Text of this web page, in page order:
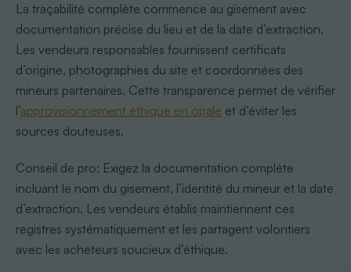
La traçabilité complète commence au gisement avec
documentation précise du lieu et de la date d’extraction.
Les vendeurs responsables fournissent certificats
d’origine, photographies du site et coordonnées des
mineurs partenaires. Cette transparence permet de vérifier
l’approvisionnement éthique en opale et d’éviter les
sources douteuses.
Conseil de pro: Exigez la documentation complète
incluant le nom du gisement, l’identité du mineur et la date
d’extraction. Les vendeurs établis maintiennent ces
registres systématiquement et les partagent volontiers
avec les acheteurs soucieux d’éthique.